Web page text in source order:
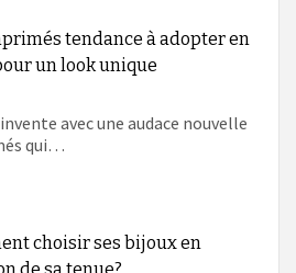
tendance à adopter en
un look unique
avec une audace nouvelle
qui…
choisir ses bijoux en
de sa tenue?